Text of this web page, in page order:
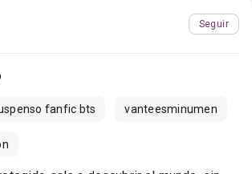
Seguir
fanfic bts vanteesminumen